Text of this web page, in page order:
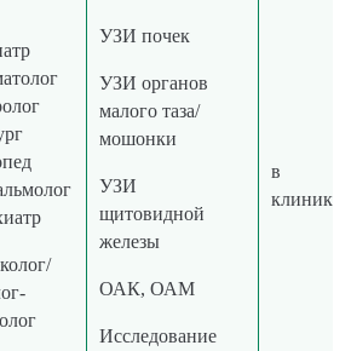
УЗИ почек
УЗИ органов
малого таза/
мошонки
УЗИ
щитовидной
железы
ОАК, ОАМ
Исследование
в
клинике